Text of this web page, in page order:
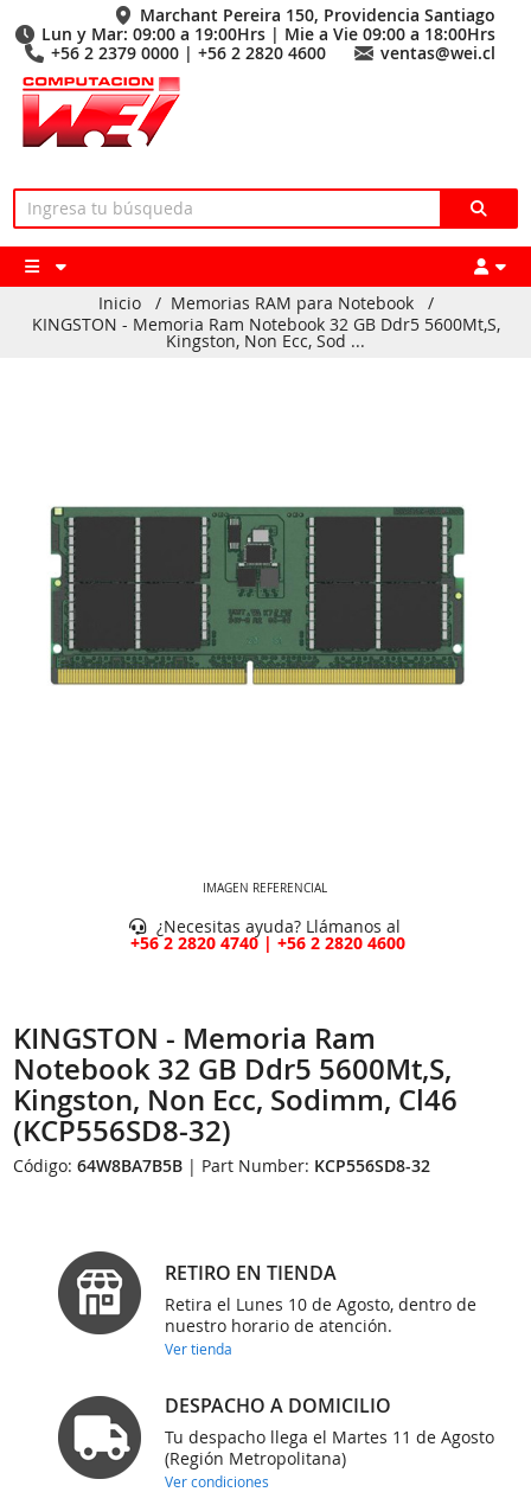
Marchant Pereira 150, Providencia Santiago
Lun y Mar: 09:00 a 19:00Hrs | Mie a Vie 09:00 a 18:00Hrs
+56 2 2379 0000 | +56 2 2820 4600
ventas@wei.cl
Inicio / Memorias RAM para Notebook
/
KINGSTON - Memoria Ram Notebook 32 GB Ddr5 5600Mt,S,
Kingston, Non Ecc, Sod ...
IMAGEN REFERENCIAL
¿Necesitas ayuda? Llámanos al
+56 2 2820 4740 | +56 2 2820 4600
KINGSTON - Memoria Ram
Notebook 32 GB Ddr5 5600Mt,S,
Kingston, Non Ecc, Sodimm, Cl46
(KCP556SD8-32)
Código:64W8BA7B5B | Part Number: KCP556SD8-32
RETIRO EN TIENDA
Retira el Lunes 10 de Agosto, dentro de
nuestro horario de atención.
Ver tienda
DESPACHO A DOMICILIO
Tu despacho llega el Martes 11 de Agosto
(Región Metropolitana)
Ver condiciones